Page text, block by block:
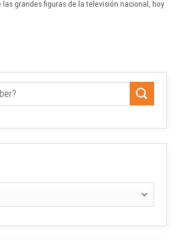
grandes figuras de la televisión nacional, hoy